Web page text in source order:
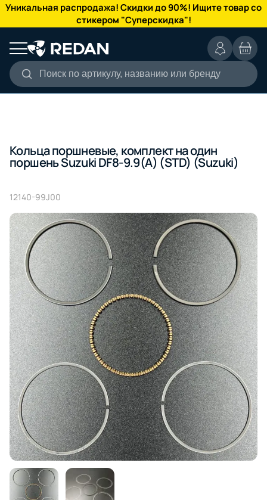
Уникальная распродажа! Скидки до 90%! Ищите товар со
стикером "Суперскидка"!
Поиск по артикулу, названию или бренду
КАТАЛОГ
Кольца поршневые, комплект на один
поршень Suzuki DF8-9.9(A) (STD) (Suzuki)
12140-99J00